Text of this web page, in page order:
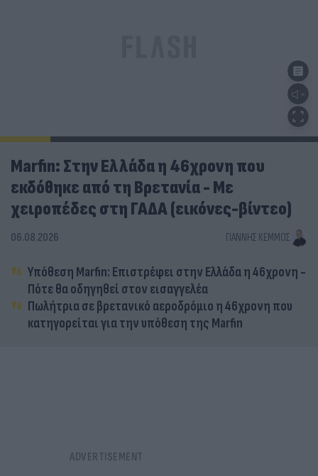
Marfin: Στην Ελλάδα η 46χρονη που
εκδόθηκε από τη Βρετανία - Με
χειροπέδες στη ΓΑΔΑ (εικόνες-βίντεο)
06.08.2026 ΓΙΆΝΝΗΣ ΚΈΜΜΟΣ
Υπόθεση Marfin: Επιστρέφει στην Ελλάδα η 46χρονη -
Πότε θα οδηγηθεί στον εισαγγελέα
Πωλήτρια σε βρετανικό αεροδρόμιο η 46χρονη που
κατηγορείται για την υπόθεση της Marfin